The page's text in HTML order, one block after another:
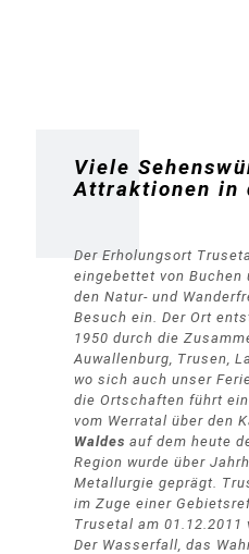
Viele
Attraktionen in
Der Erholungsort
eingebettet von Buchen
den Natur- und
Besuch ein. Der Ort
1950 durch die
Auwallenburg, Trusen,
wo sich auch unser
die Ortschaften führt
vom Werratal über den
Waldes auf dem heute
Region wurde über
Metallurgie geprägt.
im Zuge einer
Trusetal am 01.12.2011
Der Wasserfall, das